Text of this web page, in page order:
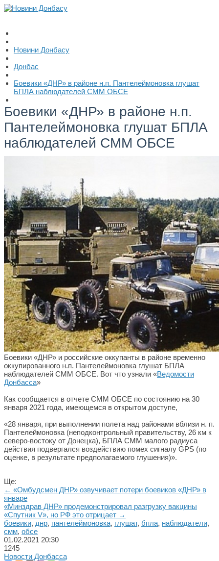
Новини Донбасу
Донбас
Боевики «ДНР» в районе н.п. Пантелеймоновка глушат
БПЛА наблюдателей СММ ОБСЕ
Боевики «ДНР» в районе н.п.
Пантелеймоновка глушат БПЛА
наблюдателей СММ ОБСЕ
Боевики «ДНР» и российские оккупанты в районе временно
оккупированного н.п. Пантелеймоновка глушат БПЛА
наблюдателей СММ ОБСЕ. Вот что узнали «Ведомости
Донбасса»
Как сообщается в отчете СММ ОБСЕ по состоянию на 30
января 2021 года, имеющемся в открытом доступе,
«28 января, при выполнении полета над районами вблизи н. п.
Пантелеймоновка (неподконтрольный правительству, 26 км к
северо-востоку от Донецка), БПЛА СММ малого радиуса
действия подвергался воздействию помех сигналу GPS (по
оценке, в результате предполагаемого глушения)».
Ще:
← «Омбудсмен ДНР» озвучивает потери боевиков «ДНР» в
январе
«Минздрав ДНР» продемонстрировал разгрузку вакцины
«Спутник V», но РФ это отрицает →
боевики, днр, пантелеймоновка, глушат, бпла, наблюдатели,
смм, обсе
01.02.2021 20:30
1245
Новости Донбасса